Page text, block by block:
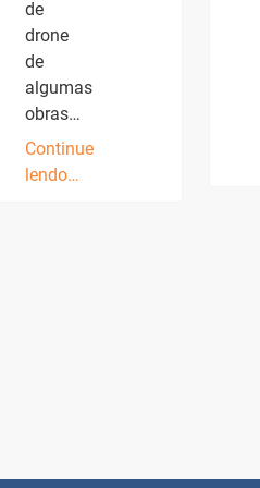
de
drone
de
algumas
obras…
Continue
lendo…